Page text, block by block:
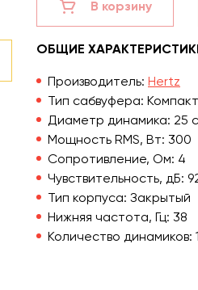
В корзину
ОБЩИЕ
Производитель: Hertz
Тип сабвуфера:
Диаметр динамика: 25
Мощность RMS, Вт: 300
Сопротивление, Ом: 4
Чувствительность, дБ:
Тип корпуса: Закрытый
Нижняя частота, Гц: 38
Количество динамиков: 1